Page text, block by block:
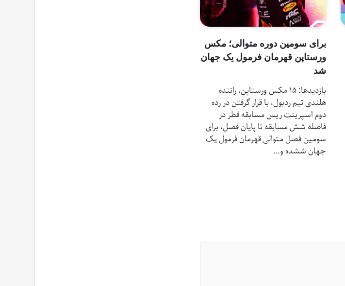
برای سومین دوره متوالی؛ مکس
ورستاپن قهرمان فرمول یک جهان
شد
بازدیدها: 15 مکس ورستاپن، راننده
هلندی تیم ردبول، با قرار گرفتن در رده
دوم اسپرینت ریس مسابقه قطر در
فاصله شش مسابقه تا پایان فصل، برای
سومین فصل متوالی قهرمان فرمول یک
جهان ششده و…